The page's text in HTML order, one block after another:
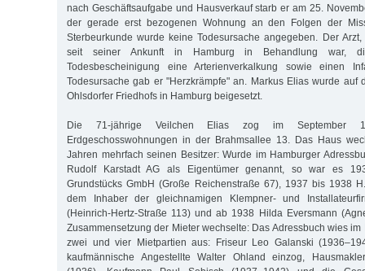
nach Geschäftsaufgabe und Hausverkauf starb er am 25.
der gerade erst bezogenen Wohnung an den Folgen der
Sterbeurkunde wurde keine Todesursache angegeben. Der
seit seiner Ankunft in Hamburg in Behandlung war,
Todesbescheinigung eine Arterienverkalkung sowie einen
Todesursache gab er "Herzkrämpfe" an. Markus Elias wurde auf
Ohlsdorfer Friedhofs in Hamburg beigesetzt.
Die 71-jährige Veilchen Elias zog im
Erdgeschosswohnungen in der Brahmsallee 13. Das Haus
Jahren mehrfach seinen Besitzer: Wurde im Hamburger
Rudolf Karstadt AG als Eigentümer genannt, so war es
Grundstücks GmbH (Große Reichenstraße 67), 1937 bis 1938
dem Inhaber der gleichnamigen Klempner- und
(Heinrich-Hertz-Straße 113) und ab 1938 Hilda Eversmann
Zusammensetzung der Mieter wechselte: Das Adressbuch wies
zwei und vier Mietpartien aus: Friseur Leo Galanski
kaufmännische Angestellte Walter Ohland einzog,